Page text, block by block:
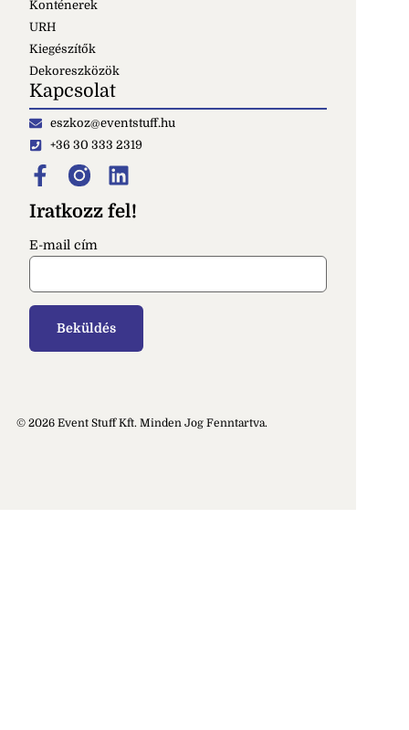
Konténerek
URH
Kiegészítők
Dekoreszközök
Kapcsolat
eszkoz@eventstuff.hu
+36 30 333 2319
Iratkozz fel!
E-mail cím
© 2026 Event Stuff Kft. Minden Jog Fenntartva.